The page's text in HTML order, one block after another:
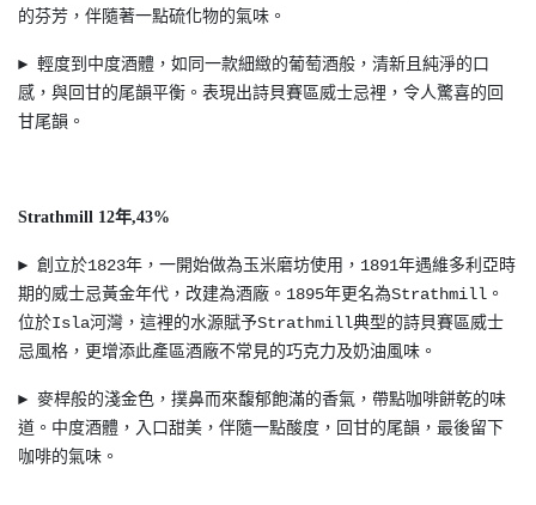
的芬芳，伴隨著一點硫化物的氣味。
► 輕度到中度酒體，如同一款細緻的葡萄酒般，清新且純淨的口
感，與回甘的尾韻平衡。表現出詩貝賽區威士忌裡，令人驚喜的回
甘尾韻。
Strathmill 12年,43%
► 創立於1823年，一開始做為玉米磨坊使用，1891年遇維多利亞時
期的威士忌黃金年代，改建為酒廠。1895年更名為Strathmill。
位於Isla河灣，這裡的水源賦予Strathmill典型的詩貝賽區威士
忌風格，更增添此產區酒廠不常見的巧克力及奶油風味。
► 麥桿般的淺金色，撲鼻而來馥郁飽滿的香氣，帶點咖啡餅乾的味
道。中度酒體，入口甜美，伴隨一點酸度，回甘的尾韻，最後留下
咖啡的氣味。